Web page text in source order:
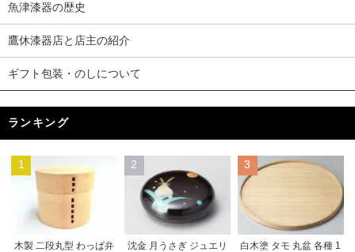
魚津漆器の歴史
鷹休漆器店と店主の紹介
ギフト包装・のしについて
ランキング
1
木製 二段丸型 わっぱ弁
2
沈金 月うさぎ ジュエリ
3
白木塗 タモ 丸盆 各種 1